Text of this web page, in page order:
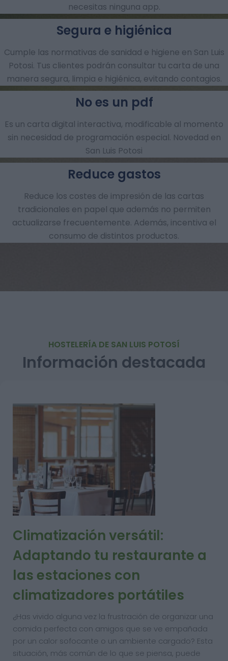
necesitas ninguna app.
Cumple las normativas de sanidad e higiene en San Luis
Potosi. Tus clientes podrán consultar tu carta de una
manera segura, limpia e higiénica, evitando contagios.
Segura e higiénica
Es un carta digital interactiva, modificable al momento
sin necesidad de programación especial. Novedad en
San Luis Potosi
No es un pdf
Reduce los costes de impresión de las cartas
tradicionales en papel que además no permiten
actualizarse frecuentemente. Además, incentiva el
consumo de distintos productos.
Reduce gastos
HOSTELERÍA DE SAN LUIS POTOSÍ
Información destacada
Climatización versátil:
Adaptando tu restaurante a
las estaciones con
climatizadores portátiles
¿Has vivido alguna vez la frustración de organizar una
comida perfecta con amigos que se ve empañada
por un calor sofocante o un ambiente cargado? Esta
situación, más común de lo que se piensa, puede